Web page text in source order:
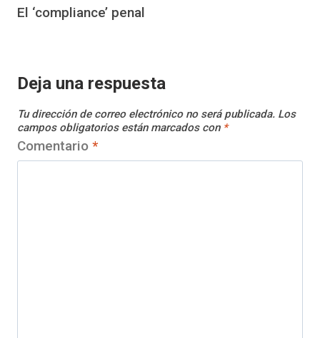
El ‘compliance’ penal
Deja una respuesta
Tu dirección de correo electrónico no será publicada. Los
campos obligatorios están marcados con *
Comentario *